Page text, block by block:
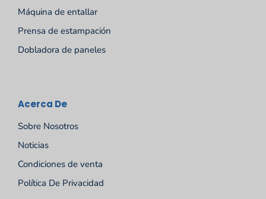
Máquina de entallar
Prensa de estampación
Dobladora de paneles
Acerca De
Sobre Nosotros
Noticias
Condiciones de venta
Política De Privacidad